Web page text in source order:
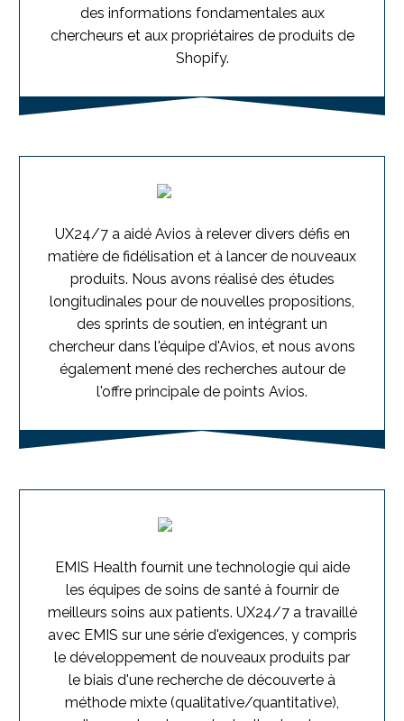
des informations fondamentales aux
chercheurs et aux propriétaires de produits de
Shopify.
UX24/7 a aidé Avios à relever divers défis en
matière de fidélisation et à lancer de nouveaux
produits. Nous avons réalisé des études
longitudinales pour de nouvelles propositions,
des sprints de soutien, en intégrant un
chercheur dans l'équipe d'Avios, et nous avons
également mené des recherches autour de
l'offre principale de points Avios.
EMIS Health fournit une technologie qui aide
les équipes de soins de santé à fournir de
meilleurs soins aux patients. UX24/7 a travaillé
avec EMIS sur une série d'exigences, y compris
le développement de nouveaux produits par
le biais d'une recherche de découverte à
méthode mixte (qualitative/quantitative),